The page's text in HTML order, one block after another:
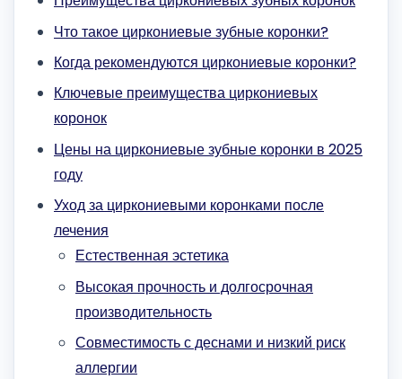
Что такое циркониевые зубные коронки?
Когда рекомендуются циркониевые коронки?
Ключевые преимущества циркониевых
коронок
Цены на циркониевые зубные коронки в 2025
году
Уход за циркониевыми коронками после
лечения
Естественная эстетика
Высокая прочность и долгосрочная
производительность
Совместимость с деснами и низкий риск
аллергии